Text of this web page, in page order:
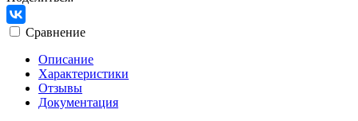
Сравнение
Описание
Характеристики
Отзывы
Документация